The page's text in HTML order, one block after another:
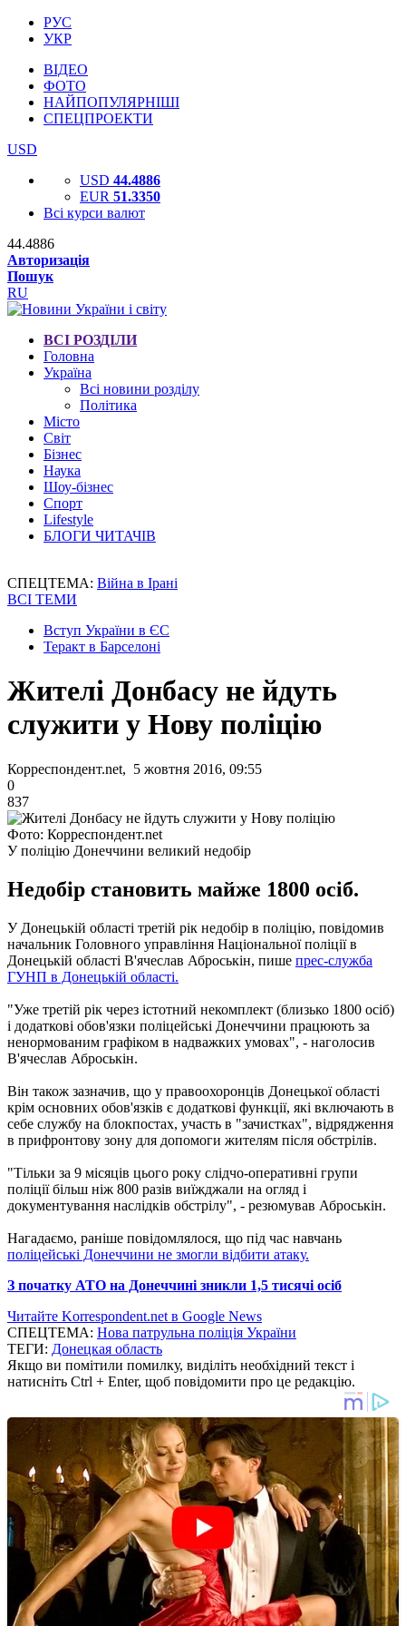
РУС
УКР
ВІДЕО
ФОТО
НАЙПОПУЛЯРНІШІ
СПЕЦПРОЕКТИ
USD
USD 44.4886
EUR 51.3350
Всі курси валют
44.4886
Авторизація
Пошук
RU
ВСІ РОЗДІЛИ
Головна
Україна
Всі новини розділу
Політика
Місто
Світ
Бізнес
Наука
Шоу-бізнес
Спорт
Lifestyle
БЛОГИ ЧИТАЧІВ
СПЕЦТЕМА: Війна в Ірані
ВСІ ТЕМИ
Вступ України в ЄС
Теракт в Барселоні
Жителі Донбасу не йдуть
служити у Нову поліцію
Корреспондент.net, 5 жовтня 2016, 09:55
0
837
Фото: Корреспондент.net
У поліцію Донеччини великий недобір
Недобір становить майже 1800 осіб.
У Донецькій області третій рік недобір в поліцію, повідомив
начальник Головного управління Національної поліції в
Донецькій області В'ячеслав Аброськін, пише прес-служба
ГУНП в Донецькій області.
"Уже третій рік через істотний некомплект (близько 1800 осіб)
і додаткові обов'язки поліцейські Донеччини працюють за
ненормованим графіком в надважких умовах", - наголосив
В'ячеслав Аброськін.
Він також зазначив, що у правоохоронців Донецької області
крім основних обов'язків є додаткові функції, які включають в
себе службу на блокпостах, участь в "зачистках", відрядження
в прифронтову зону для допомоги жителям після обстрілів.
"Тільки за 9 місяців цього року слідчо-оперативні групи
поліції більш ніж 800 разів виїжджали на огляд і
документування наслідків обстрілу", - резюмував Аброськін.
Нагадаємо, раніше повідомлялося, що під час навчань
поліцейські Донеччини не змогли відбити атаку.
З початку АТО на Донеччині зникли 1,5 тисячі осіб
Читайте Korrespondent.net в Google News
СПЕЦТЕМА: Нова патрульна поліція України
ТЕГИ: Донецкая область
Якщо ви помітили помилку, виділіть необхідний текст і
натисніть Ctrl + Enter, щоб повідомити про це редакцію.